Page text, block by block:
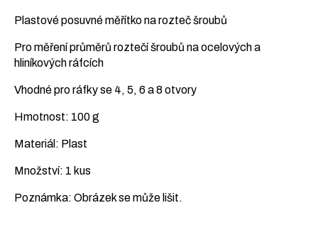
Plastové posuvné měřítko na rozteč šroubů
Pro měření průměrů roztečí šroubů na ocelových a
hliníkových ráfcích
Vhodné pro ráfky se 4, 5, 6 a 8 otvory
Hmotnost: 100 g
Materiál: Plast
Množství: 1 kus
Poznámka: Obrázek se může lišit.